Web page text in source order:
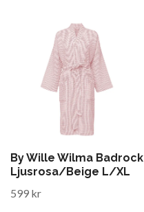
By Wille Wilma Badrock
Ljusrosa/Beige L/XL
599 kr